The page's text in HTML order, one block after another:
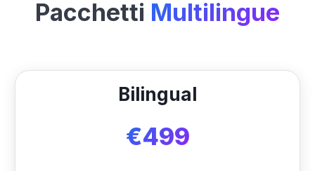
Pacchetti Multilingue
Bilingual
€499